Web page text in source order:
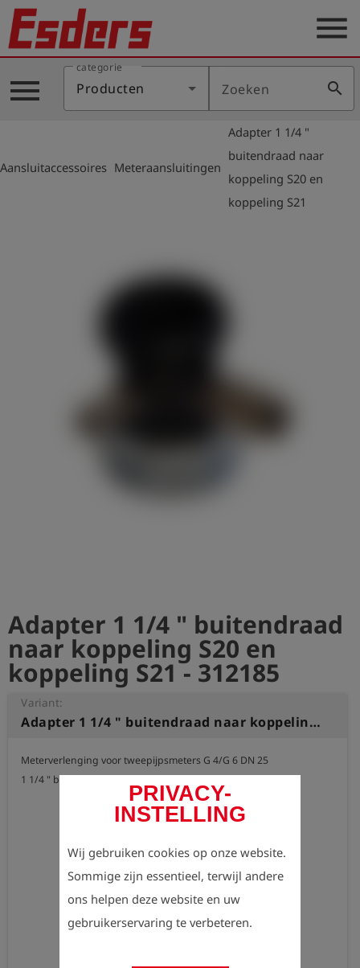
Sectoren
Blog
Support
PRIVACY-
INSTELLING
Wij gebruiken cookies op onze website.
Sommige zijn essentieel, terwijl andere
ons helpen deze website en uw
gebruikerservaring te verbeteren.
menu
menu
categorie
Producten Zoeken search
Aansluitaccessoires arrow_right
Meteraansluitingen
Adapter 1 1/4 "
buitendraad naar
koppeling S20 en
koppeling S21
Adapter 1 1/4 " buitendraad
naar koppeling S20 en
koppeling S21 - 312185
Variant:
Adapter 1 1/4 " buitendraad naar koppeling S20 en koppeling S21
Meterverlenging voor tweepijpsmeters G 4/G 6 DN 25
1 1/4 " buitendraad naar koppeling S20 en koppeling S21